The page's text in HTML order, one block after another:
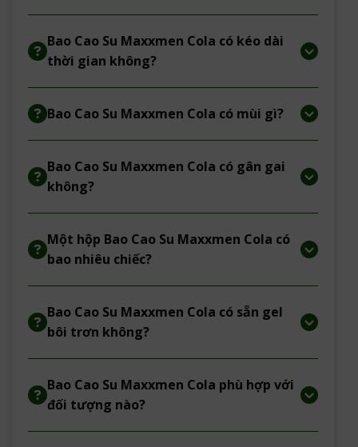
Bao Cao Su Maxxmen Cola có kéo dài
thời gian không?
Bao Cao Su Maxxmen Cola có mùi gì?
Bao Cao Su Maxxmen Cola có gân gai
không?
Một hộp Bao Cao Su Maxxmen Cola có
bao nhiêu chiếc?
Bao Cao Su Maxxmen Cola có sẵn gel
bôi trơn không?
Bao Cao Su Maxxmen Cola phù hợp với
đối tượng nào?